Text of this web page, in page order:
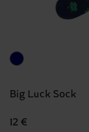
Big Luck Sock
12 €